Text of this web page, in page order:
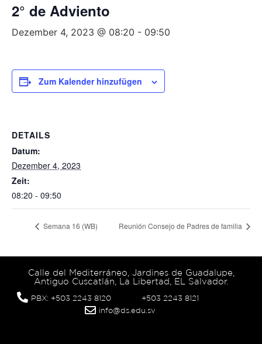
2° de Adviento
Dezember 4, 2023 @ 08:20 - 09:50
Zum Kalender hinzufügen
DETAILS
Datum:
Dezember 4, 2023
Zeit:
08:20 - 09:50
Semana 16 (WB) Reunión Consejo de Padres de familia
Calle del Mediterráneo, Jardines de Guadalupe,
Antiguo Cuscatlán, La Libertad, EL Salvador.
PBX: +503 2243 8120
+503 2243 8121
info@ds.edu.sv